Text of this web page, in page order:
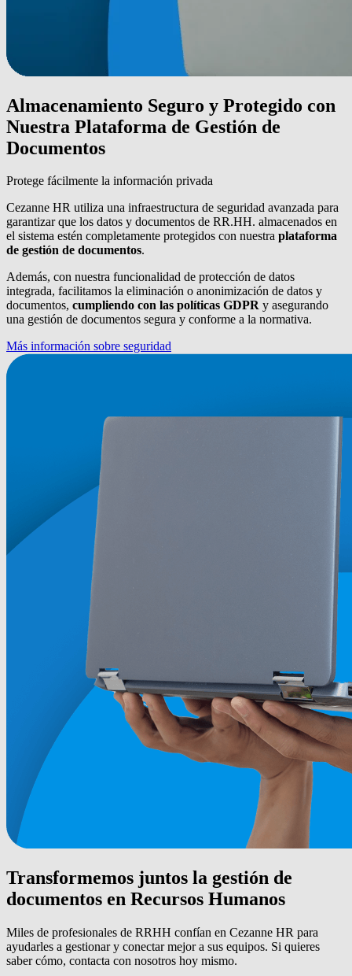
Almacenamiento Seguro y Protegido con
Nuestra Plataforma de Gestión de
Documentos
Protege fácilmente la información privada
Cezanne HR utiliza una infraestructura de seguridad avanzada para
garantizar que los datos y documentos de RR.HH. almacenados en
el sistema estén completamente protegidos con nuestra plataforma
de gestión de documentos.
Además, con nuestra funcionalidad de protección de datos
integrada, facilitamos la eliminación o anonimización de datos y
documentos, cumpliendo con las políticas GDPR y asegurando
una gestión de documentos segura y conforme a la normativa.
Más información sobre seguridad
Transformemos juntos la gestión de
documentos en Recursos Humanos
Miles de profesionales de RRHH confían en Cezanne HR para
ayudarles a gestionar y conectar mejor a sus equipos. Si quieres
saber cómo, contacta con nosotros hoy mismo.